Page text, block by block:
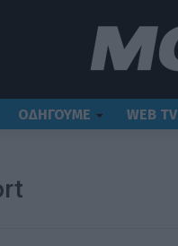
ΟΔΗΓΟΥΜΕ WEB TV